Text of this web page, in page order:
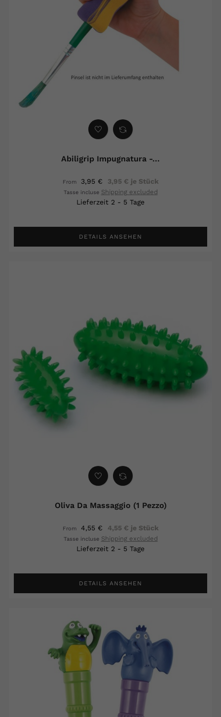
Abiligrip Impugnatura -...
From 3,95 € 3,95 € je Stück
Tasse incluse Shipping excluded
Lieferzeit 2 - 5 Tage
DETAILS ANSEHEN
Oliva Da Massaggio (1 Pezzo)
From 4,55 € 4,55 € je Stück
Tasse incluse Shipping excluded
Lieferzeit 2 - 5 Tage
DETAILS ANSEHEN